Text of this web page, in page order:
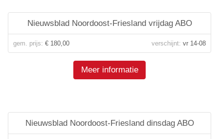
Nieuwsblad Noordoost-Friesland vrijdag ABO
gem. prijs: € 180,00 verschijnt: vr 14-08
Meer informatie
Nieuwsblad Noordoost-Friesland dinsdag ABO